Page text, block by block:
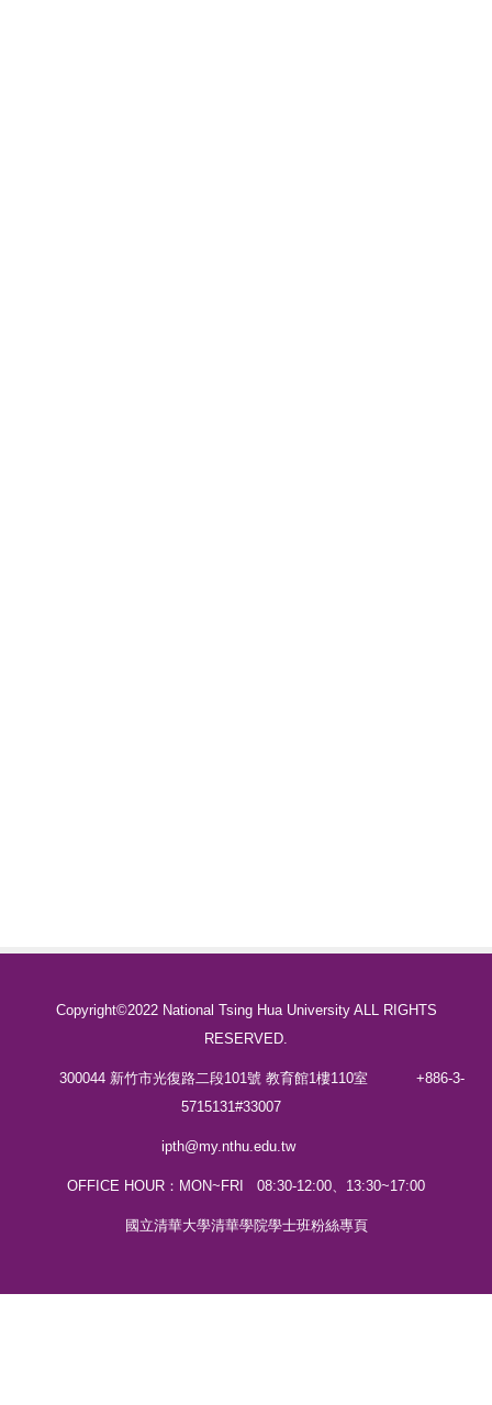
Copyright©2022 National Tsing Hua University ALL RIGHTS
RESERVED.
300044 新竹市光復路二段101號 教育館1樓110室
+886-3-
5715131#33007
ipth@my.nthu.edu.tw
OFFICE HOUR：MON~FRI 08:30-12:00、13:30~17:00
國立清華大學清華學院學士班粉絲專頁